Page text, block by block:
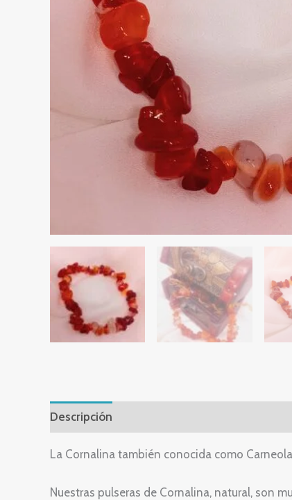
Descripción
La Cornalina también conocida como
Nuestras pulseras de Cornalina, natural, son